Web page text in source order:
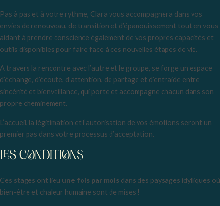
Pas à pas et à votre rythme, Clara vous accompagnera dans vos
envies de renouveau, de transition et d’épanouissement tout en vous
aidant à prendre conscience également de vos propres capacités et
outils disponibles pour faire face à ces nouvelles étapes de vie.
A travers la rencontre avec l’autre et le groupe, se forge un espace
d’échange, d’écoute, d’attention, de partage et d’entraide entre
sincérité et bienveillance, qui porte et accompagne chacun dans son
propre cheminement.
L’accueil, la légitimation et l’autorisation de vos émotions seront un
premier pas dans votre processus d’acceptation.
LES CONDITIONS
Ces stages ont lieu une fois par mois dans des paysages idylliques où
bien-être et chaleur humaine sont de mises !